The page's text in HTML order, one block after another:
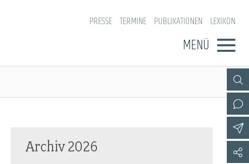
PRESSE TERMINE PUBLIKATIONEN LEXIKON
MENÜ
Archiv 2026